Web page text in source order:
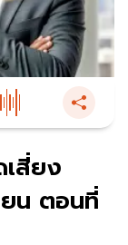
สี่ยง
น ตอนที่